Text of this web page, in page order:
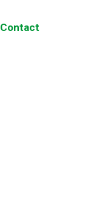
Contact